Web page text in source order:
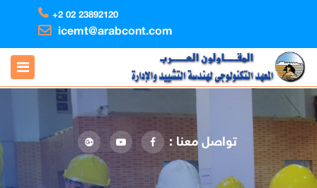
+2 02 23892120
icemt@arabcont.com
تواصل معنا :